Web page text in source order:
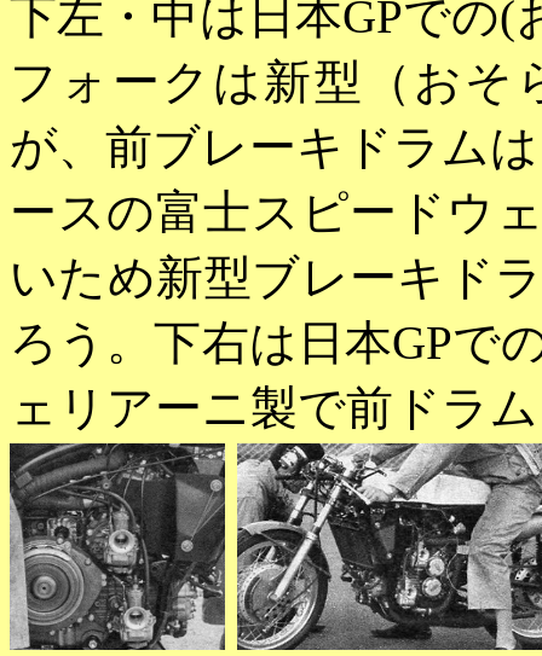
下左・中は日本GPでの(
フォークは新型（おそ
が、前ブレーキドラム
ースの富士スピードウ
いため新型ブレーキド
ろう。下右は日本GPで
ェリアーニ製で前ドラ